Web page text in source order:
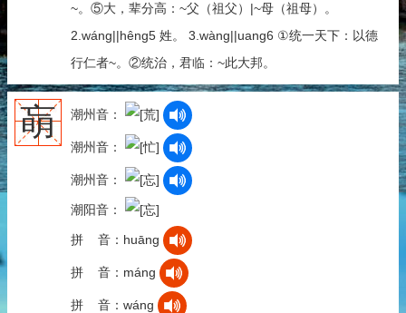
~。⑤大，辈分高：~父（祖父）|~母（祖母）。
2.wáng||hêng5 姓。 3.wàng||uang6 ①统一天下：以德
行仁者~。②统治，君临：~此大邦。
朚 潮州音：
潮州音：
潮州音：
潮阳音：
拼 音：huāng
拼 音：máng
拼 音：wáng